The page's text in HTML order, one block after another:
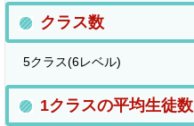
クラス数
5クラス(6レベル)
1クラスの平均生徒数